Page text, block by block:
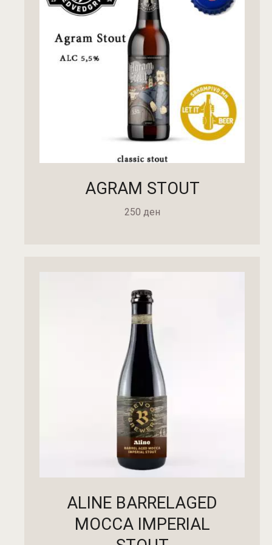
AGRAM STOUT
250 ден
ПРОЧИТАЈ ПОВЕЌЕ
ALINE BARRELAGED
MOCCA IMPERIAL